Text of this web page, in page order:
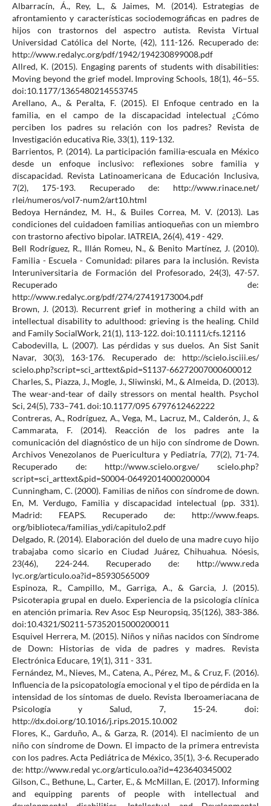
Albarracín, Á., Rey, L., & Jaimes, M. (2014). Estrategias de
afrontamiento y características sociodemográficas en padres de
hijos con trastornos del aspectro autista. Revista Virtual
Universidad Católica del Norte, (42), 111-126. Recuperado de:
http://www.redalyc.org/pdf/1942/194230899008.pdf
Allred, K. (2015). Engaging parents of students with disabilities:
Moving beyond the grief model. Improving Schools, 18(1), 46–55.
doi:10.1177/1365480214553745
Arellano, A., & Peralta, F. (2015). El Enfoque centrado en la
familia, en el campo de la discapacidad intelectual ¿Cómo
perciben los padres su relación con los padres? Revista de
Investigación educativa Rie, 33(1), 119-132.
Barrientos, P. (2014). La participación familia-escuala en México
desde un enfoque inclusivo: reflexiones sobre familia y
discapacidad. Revista Latinoamericana de Educación Inclusiva,
7(2), 175-193. Recuperado de: http://www.rinace.net/
rlei/numeros/vol7-num2/art10.html
Bedoya Hernández, M. H., & Builes Correa, M. V. (2013). Las
condiciones del cuidadoen familias antioqueñas con un miembro
con trastorno afectivo bipolar. IATREIA, 26(4), 419 - 429.
Bell Rodríguez, R., Illán Romeu, N., & Benito Martínez, J. (2010).
Familia - Escuela - Comunidad: pilares para la inclusión. Revista
Interuniversitaria de Formación del Profesorado, 24(3), 47-57.
Recuperado de:
http://www.redalyc.org/pdf/274/27419173004.pdf
Brown, J. (2013). Recurrent grief in mothering a child with an
intellectual disability to adulthood: grieving is the healing. Child
and Family SocialWork, 21(1), 113-122. doi:10.1111/cfs.12116
Cabodevilla, L. (2007). Las pérdidas y sus duelos. An Sist Sanit
Navar, 30(3), 163-176. Recuperado de: http://scielo.isciii.es/
scielo.php?script=sci_arttext&pid=S1137-66272007000600012
Charles, S., Piazza, J., Mogle, J., Sliwinski, M., & Almeida, D. (2013).
The wear-and-tear of daily stressors on mental health. Psychol
Sci, 24(5), 733–741. doi:10.1177/095 6797612462222
Contreras, A., Rodríguez, A., Vega, M., Lacruz, M., Calderón, J., &
Cammarata, F. (2014). Reacción de los padres ante la
comunicación del diagnóstico de un hijo con síndrome de Down.
Archivos Venezolanos de Puericultura y Pediatría, 77(2), 71-74.
Recuperado de: http://www.scielo.org.ve/ scielo.php?
script=sci_arttext&pid=S0004-06492014000200004
Cunningham, C. (2000). Familias de niños con síndrome de down.
En, M. Verdugo, Familia y discapacidad intelectual (pp. 331).
Madrid: FEAPS. Recuperado de: http://www.feaps.
org/biblioteca/familias_ydi/capitulo2.pdf
Delgado, R. (2014). Elaboración del duelo de una madre cuyo hijo
trabajaba como sicario en Ciudad Juárez, Chihuahua. Nóesis,
23(46), 224-244. Recuperado de: http://www.reda
lyc.org/articulo.oa?id=85930565009
Espinoza, R., Campillo, M., Garriga, A., & Garcia, J. (2015).
Psicoterapia grupal en duelo. Experiencia de la psicología clínica
en atención primaria. Rev Asoc Esp Neuropsiq, 35(126), 383-386.
doi:10.4321/S0211-57352015000200011
Esquivel Herrera, M. (2015). Niños y niñas nacidos con Síndrome
de Down: Historias de vida de padres y madres. Revista
Electrónica Educare, 19(1), 311 - 331.
Fernández, M., Nieves, M., Catena, A., Pérez, M., & Cruz, F. (2016).
Influencia de la psicopatología emocional y el tipo de pérdida en la
intensidad de los síntomas de duelo. Revista Iberoameriacana de
Psicología y Salud, 7, 15-24. doi:
http://dx.doi.org/10.1016/j.rips.2015.10.002
Flores, K., Garduño, A., & Garza, R. (2014). El nacimiento de un
niño con síndrome de Down. El impacto de la primera entrevista
con los padres. Acta Pediátrica de México, 35(1), 3-6. Recuperado
de: http://www.redal yc.org/articulo.oa?id=423640345002
Gilson, C., Bethune, L., Carter, E., & McMillan, E. (2017). Informing
and equipping parents of people with intellectual and